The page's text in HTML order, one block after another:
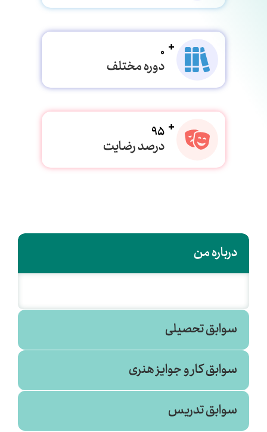
0
دوره مختلف
95
درصد رضایت
درباره من
سوابق تحصیلی
سوابق کار و جوایز هنری
سوابق تدریس